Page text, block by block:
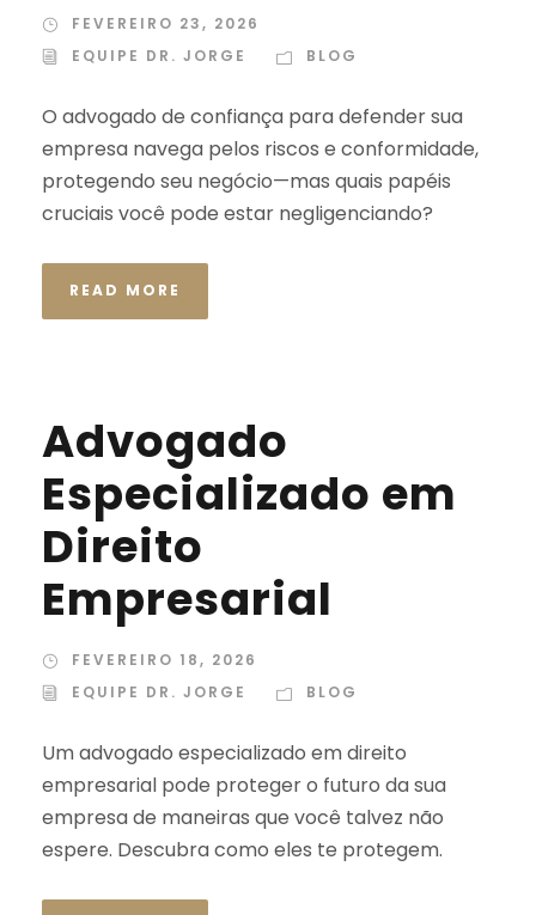
FEVEREIRO 23, 2026
EQUIPE DR. JORGE
BLOG
O advogado de confiança para defender sua
empresa navega pelos riscos e conformidade,
protegendo seu negócio—mas quais papéis
cruciais você pode estar negligenciando?
READ MORE
Advogado
Especializado em
Direito
Empresarial
FEVEREIRO 18, 2026
EQUIPE DR. JORGE
BLOG
Um advogado especializado em direito
empresarial pode proteger o futuro da sua
empresa de maneiras que você talvez não
espere. Descubra como eles te protegem.